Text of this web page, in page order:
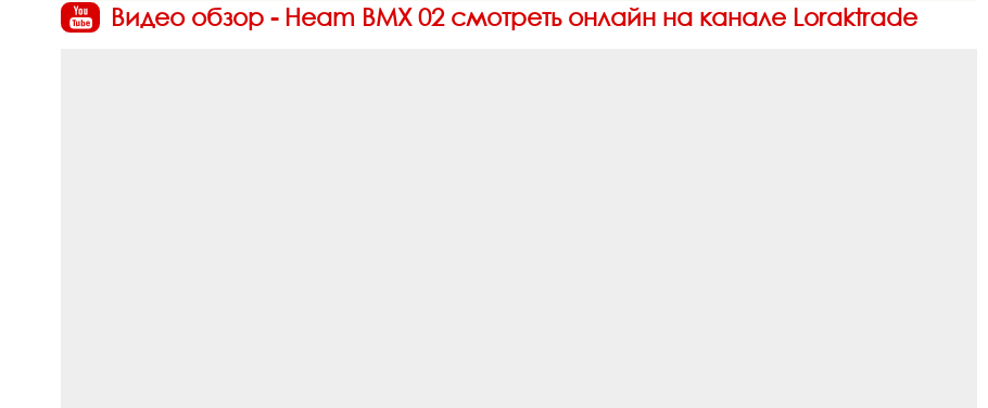
Видео обзор - Heam BMX 02 смотреть онлайн на канале Loraktrade